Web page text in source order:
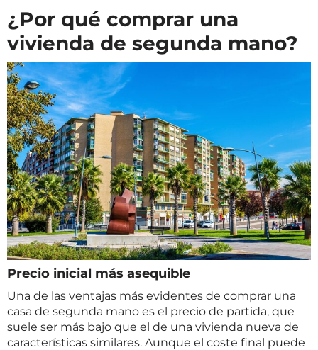
¿Por qué comprar una
vivienda de segunda mano?
Precio inicial más asequible
Una de las ventajas más evidentes de comprar una
casa de segunda mano es el precio de partida, que
suele ser más bajo que el de una vivienda nueva de
características similares. Aunque el coste final puede